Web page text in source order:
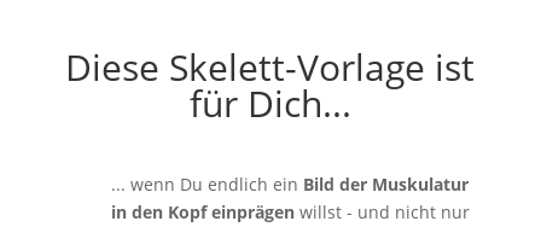
Diese Skelett-Vorlage ist
für Dich...
... wenn Du endlich ein Bild der Muskulatur
in den Kopf einprägenwillst - und nicht nur